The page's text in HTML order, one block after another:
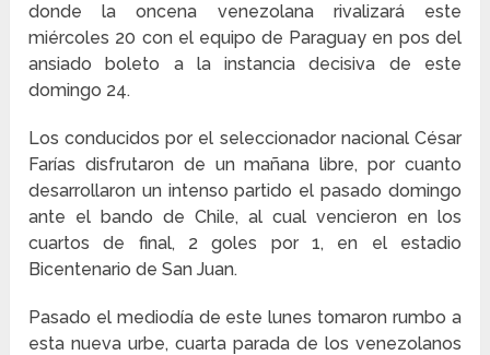
donde la oncena venezolana rivalizará este
miércoles 20 con el equipo de Paraguay en pos del
ansiado boleto a la instancia decisiva de este
domingo 24.
Los conducidos por el seleccionador nacional César
Farías disfrutaron de un mañana libre, por cuanto
desarrollaron un intenso partido el pasado domingo
ante el bando de Chile, al cual vencieron en los
cuartos de final, 2 goles por 1, en el estadio
Bicentenario de San Juan.
Pasado el mediodía de este lunes tomaron rumbo a
esta nueva urbe, cuarta parada de los venezolanos